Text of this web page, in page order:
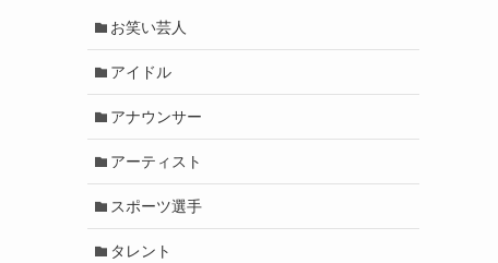
お笑い芸人
アイドル
アナウンサー
アーティスト
スポーツ選手
タレント